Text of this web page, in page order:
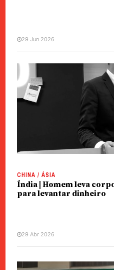
SOCIEDADE
Banco do bloco
primeira vez
29 Jun 2026
CHINA / ÁSIA
Índia | Homem leva
para levantar dinheiro
29 Abr 2026